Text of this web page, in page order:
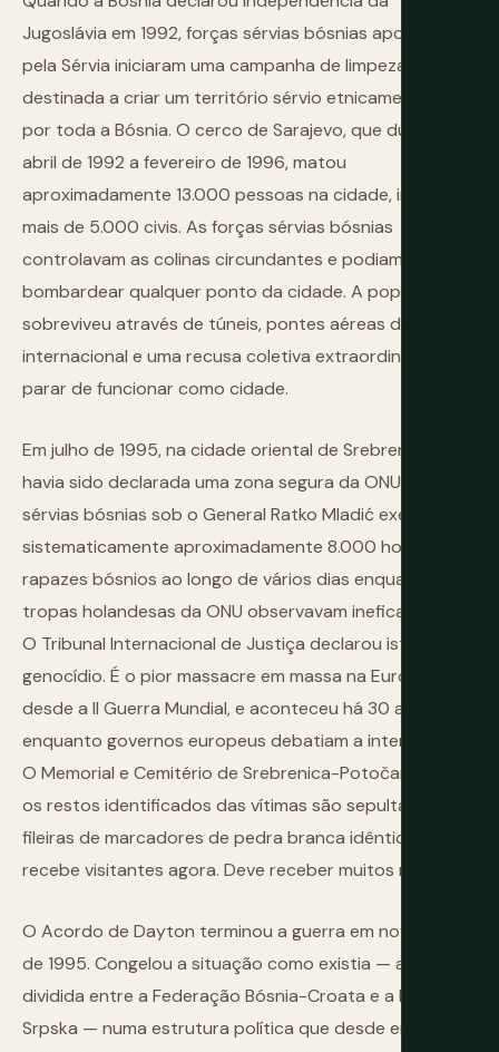
Jugoslávia em 1992, forças sérvias bósnias apoiadas
pela Sérvia iniciaram uma campanha de limpeza étnica
destinada a criar um território sérvio etnicamente puro
por toda a Bósnia. O cerco de Sarajevo, que durou de
abril de 1992 a fevereiro de 1996, matou
aproximadamente 13.000 pessoas na cidade, incluindo
mais de 5.000 civis. As forças sérvias bósnias
controlavam as colinas circundantes e podiam
bombardear qualquer ponto da cidade. A população
sobreviveu através de túneis, pontes aéreas de ajuda
internacional e uma recusa coletiva extraordinária em
parar de funcionar como cidade.
Em julho de 1995, na cidade oriental de Srebrenica, que
havia sido declarada uma zona segura da ONU, forças
sérvias bósnias sob o General Ratko Mladić executaram
sistematicamente aproximadamente 8.000 homens e
rapazes bósnios ao longo de vários dias enquanto
tropas holandesas da ONU observavam ineficazmente.
O Tribunal Internacional de Justiça declarou isto um
genocídio. É o pior massacre em massa na Europa
desde a II Guerra Mundial, e aconteceu há 30 anos,
enquanto governos europeus debatiam a intervenção.
O Memorial e Cemitério de Srebrenica-Potočari, onde
os restos identificados das vítimas são sepultados em
fileiras de marcadores de pedra branca idênticos,
recebe visitantes agora. Deve receber muitos mais.
O Acordo de Dayton terminou a guerra em novembro
de 1995. Congelou a situação como existia — a Bósnia
dividida entre a Federação Bósnia-Croata e a Republika
Srpska — numa estrutura política que desde então